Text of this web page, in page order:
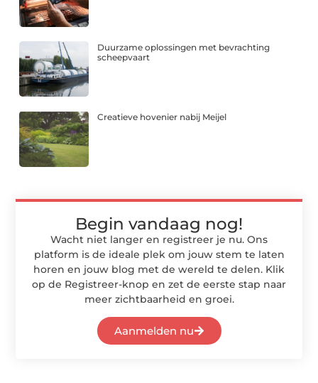
Duurzame oplossingen met bevrachting
scheepvaart
Creatieve hovenier nabij Meijel
Begin vandaag nog!
Wacht niet langer en registreer je nu. Ons
platform is de ideale plek om jouw stem te laten
horen en jouw blog met de wereld te delen. Klik
op de Registreer-knop en zet de eerste stap naar
meer zichtbaarheid en groei.
Aanmelden nu